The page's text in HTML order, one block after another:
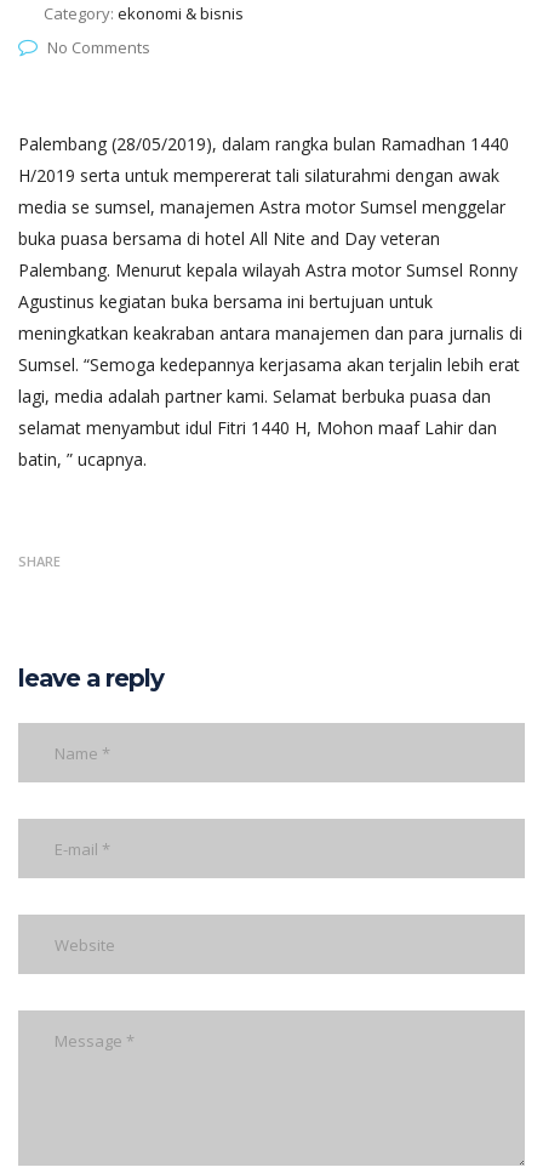
Category: ekonomi & bisnis
No Comments
Palembang (28/05/2019), dalam rangka bulan Ramadhan 1440
H/2019 serta untuk mempererat tali silaturahmi dengan awak
media se sumsel, manajemen Astra motor Sumsel menggelar
buka puasa bersama di hotel All Nite and Day veteran
Palembang. Menurut kepala wilayah Astra motor Sumsel Ronny
Agustinus kegiatan buka bersama ini bertujuan untuk
meningkatkan keakraban antara manajemen dan para jurnalis di
Sumsel. “Semoga kedepannya kerjasama akan terjalin lebih erat
lagi, media adalah partner kami. Selamat berbuka puasa dan
selamat menyambut idul Fitri 1440 H, Mohon maaf Lahir dan
batin, ” ucapnya.
SHARE
leave a reply